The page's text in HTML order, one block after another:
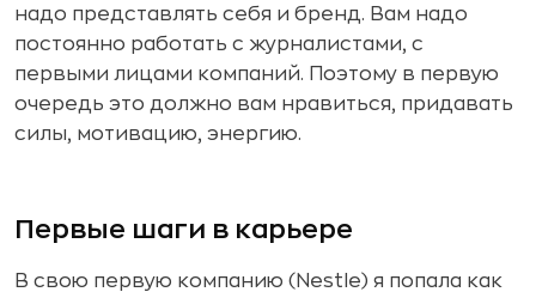
надо представлять себя и бренд. Вам надо
постоянно работать с журналистами, с
первыми лицами компаний. Поэтому в первую
очередь это должно вам нравиться, придавать
силы, мотивацию, энергию.
Первые шаги в карьере
В свою первую компанию (Nestle) я попала как